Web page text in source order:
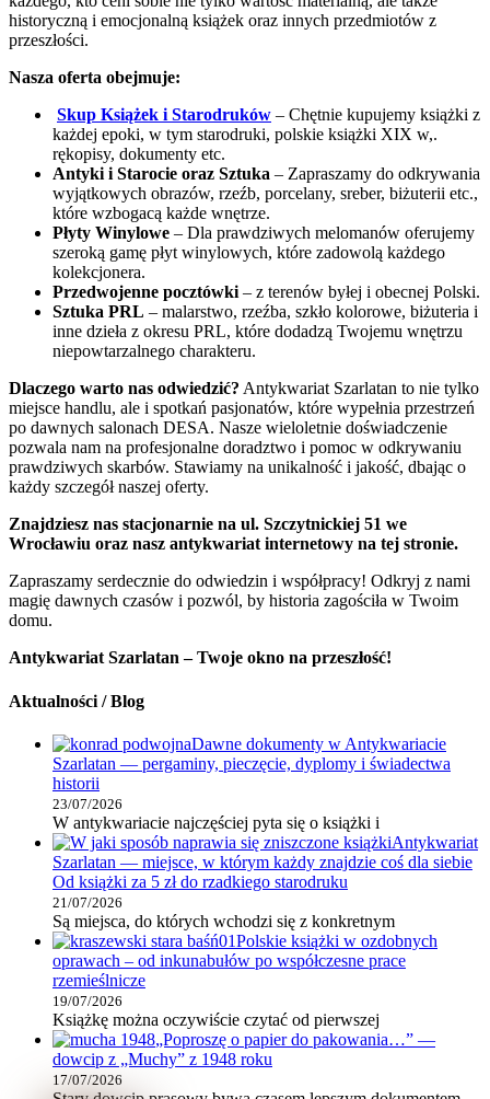
historyczną i emocjonalną książek oraz innych przedmiotów z
przeszłości.
Nasza oferta obejmuje:
Skup Książek i Starodruków – Chętnie kupujemy książki z
każdej epoki, w tym starodruki, polskie książki XIX w,.
rękopisy, dokumenty etc.
Antyki i Starocie oraz Sztuka – Zapraszamy do odkrywania
wyjątkowych obrazów, rzeźb, porcelany, sreber, biżuterii etc.,
które wzbogacą każde wnętrze.
Płyty Winylowe – Dla prawdziwych melomanów oferujemy
szeroką gamę płyt winylowych, które zadowolą każdego
kolekcjonera.
Przedwojenne pocztówki– z terenów byłej i obecnej Polski.
Sztuka PRL – malarstwo, rzeźba, szkło kolorowe, biżuteria i
inne dzieła z okresu PRL, które dodadzą Twojemu wnętrzu
niepowtarzalnego charakteru.
Dlaczego warto nas odwiedzić? Antykwariat Szarlatan to nie tylko
miejsce handlu, ale i spotkań pasjonatów, które wypełnia przestrzeń
po dawnych salonach DESA. Nasze wieloletnie doświadczenie
pozwala nam na profesjonalne doradztwo i pomoc w odkrywaniu
prawdziwych skarbów. Stawiamy na unikalność i jakość, dbając o
każdy szczegół naszej oferty.
Znajdziesz nas stacjonarnie na ul. Szczytnickiej 51 we
Wrocławiu oraz nasz antykwariat internetowy na tej stronie.
Zapraszamy serdecznie do odwiedzin i współpracy! Odkryj z nami
magię dawnych czasów i pozwól, by historia zagościła w Twoim
domu.
Antykwariat Szarlatan – Twoje okno na przeszłość!
Aktualności / Blog
Dawne dokumenty w Antykwariacie
Szarlatan — pergaminy, pieczęcie, dyplomy i świadectwa
historii
23/07/2026
W antykwariacie najczęściej pyta się o książki i
Antykwariat
Szarlatan — miejsce, w którym każdy znajdzie coś dla siebie
Od książki za 5 zł do rzadkiego starodruku
21/07/2026
Są miejsca, do których wchodzi się z konkretnym
Polskie książki w ozdobnych
oprawach – od inkunabułów po współczesne prace
rzemieślnicze
19/07/2026
Książkę można oczywiście czytać od pierwszej
„Poproszę o papier do pakowania…” —
dowcip z „Muchy” z 1948 roku
17/07/2026